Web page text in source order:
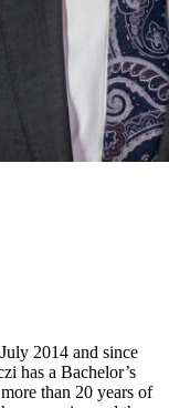
2014 and since
has a Bachelor’s
than 20 years of